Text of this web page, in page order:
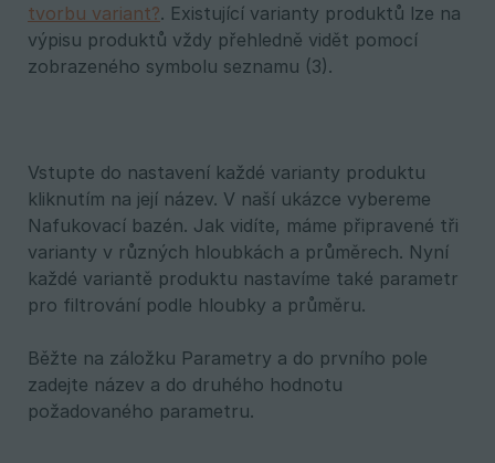
tvorbu variant?. Existující varianty produktů lze na
výpisu produktů vždy přehledně vidět pomocí
zobrazeného symbolu seznamu (3).
Vstupte do nastavení každé varianty produktu
kliknutím na její název. V naší ukázce vybereme
Nafukovací bazén. Jak vidíte, máme připravené tři
varianty v různých hloubkách a průměrech. Nyní
každé variantě produktu nastavíme také parametr
pro filtrování podle hloubky a průměru.
Běžte na záložku Parametry a do prvního pole
zadejte název a do druhého hodnotu
požadovaného parametru.